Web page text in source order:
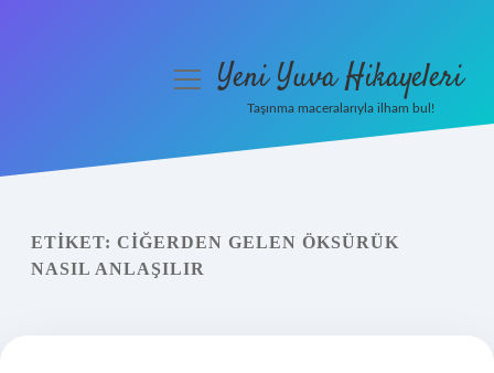
Yasal Uyarı
menüyüYeni Yuva Hikayeleri
Taşınma maceralarıyla ilham bul!
ETIKET: CIĞERDEN GELEN ÖKSÜRÜK
NASIL ANLAŞILIR